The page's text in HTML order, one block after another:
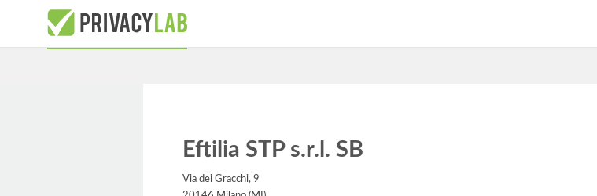
Eftilia STP s.r.l. SB
Via dei Gracchi, 9